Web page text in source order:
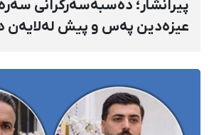
پیرانشار؛ دەسبەسەرکرانی
عیزەدین پەس و پیش لەلایەن